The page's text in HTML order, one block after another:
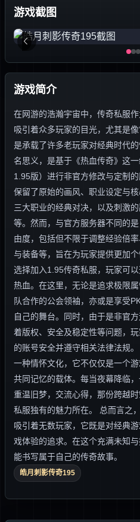
游戏截图
游戏简介
在网游的浩瀚宇宙中，传奇私服
吸引着众多玩家的目光，尤其是
是承载了许多老玩家对经典时代
名思义，是基于《热血传奇》这
1.95版）进行非官方修改与定制
保留了原始的画风、职业设定与
三大职业的经典对决，以及刺激
等。然而，与官方服务器不同的
由度，包括但不限于调整经验倍
与装备等，旨在为玩家提供更加
选择加入1.95传奇私服，玩家可
热血。在这里，无论是追求极限
队合作的公会领袖，亦或是享受
自己的舞台。同时，由于是非官
着版权、安全及稳定性等问题，
的账号安全并遵守相关法律法规
一种情怀文化，它不仅仅是一个
共同记忆的载体。每当夜幕降临
重温旧梦，交流心得，那份跨越
私服独有的魅力所在。 总而言之
吸引着无数玩家，它既是对经典
戏体验的追求。在这个充满未知
能书写属于自己的传奇故事。
皓月刺影传奇195